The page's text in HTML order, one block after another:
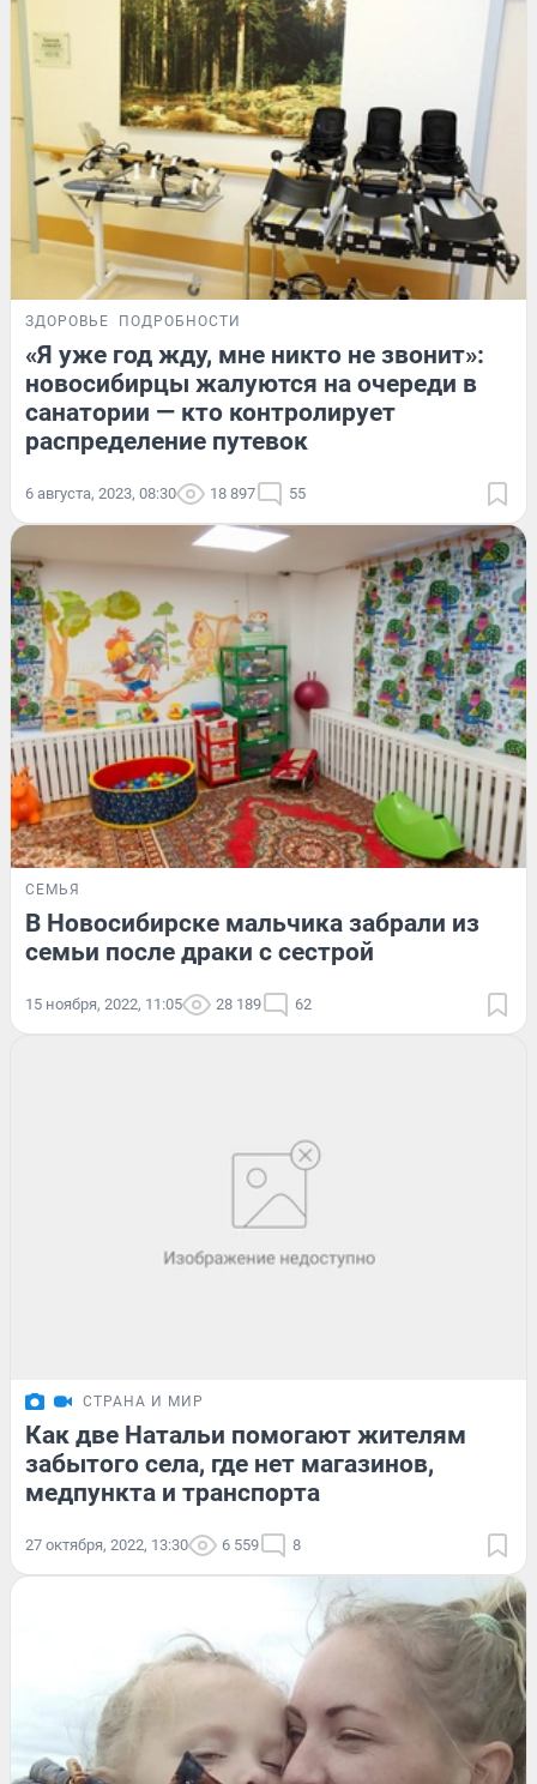
ЗДОРОВЬЕ ПОДРОБНОСТИ
«Я уже год жду, мне никто не звонит»:
новосибирцы жалуются на очереди в
санатории — кто контролирует
распределение путевок
6 августа, 2023, 08:30 18 897 55
СЕМЬЯ
В Новосибирске мальчика забрали из
семьи после драки с сестрой
15 ноября, 2022, 11:05 28 189 62
СТРАНА И МИР
Как две Натальи помогают жителям
забытого села, где нет магазинов,
медпункта и транспорта
27 октября, 2022, 13:30 6 559 8